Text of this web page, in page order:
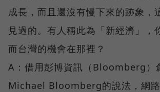
成長，而且還沒有慢下來的跡象，
見過的。有人稱此為「新經濟」，
而台灣的機會在那裡？
A：借用彭博資訊（Bloomberg）
Michael Bloomberg的說法，網